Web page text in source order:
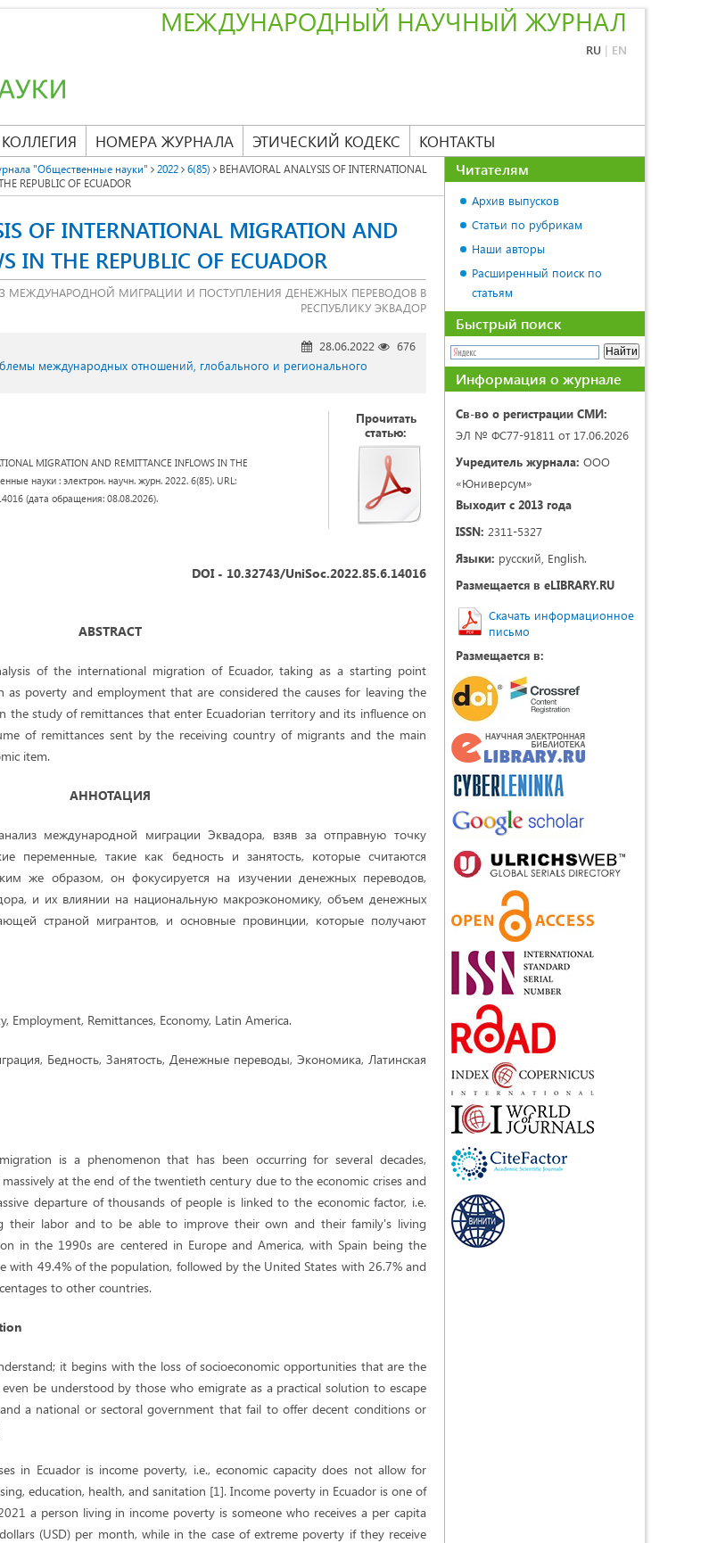
МЕЖДУНАРОДНЫЙ НАУЧНЫЙ ЖУРНАЛ
RU | EN
НОМЕРА ЖУРНАЛА ЭТИЧЕСКИЙ КОДЕКС КОНТАКТЫ
"Общественные науки" 2022 6(85)
BEHAVIORAL ANALYSIS OF INTERNATIONAL
REPUBLIC OF ECUADOR
OF INTERNATIONAL MIGRATION AND
IN THE REPUBLIC OF ECUADOR
МЕЖДУНАРОДНОЙ МИГРАЦИИ И ПОСТУПЛЕНИЯ ДЕНЕЖНЫХ ПЕРЕВОДОВ В
РЕСПУБЛИКУ ЭКВАДОР
28.06.2022 676
международных отношений, глобального и регионального
MIGRATION AND REMITTANCE INFLOWS IN THE
науки : электрон. научн. журн. 2022. 6(85). URL:
(дата обращения: 08.08.2026).
Прочитать
статью:
DOI - 10.32743/UniSoc.2022.85.6.14016
ABSTRACT
of the international migration of Ecuador, taking as a starting point
as poverty and employment that are considered the causes for leaving the
the study of remittances that enter Ecuadorian territory and its influence on
of remittances sent by the receiving country of migrants and the main
item.
АННОТАЦИЯ
международной миграции Эквадора, взяв за отправную точку
переменные, такие как бедность и занятость, которые считаются
же образом, он фокусируется на изучении денежных переводов,
и их влиянии на национальную макроэкономику, объем денежных
страной мигрантов, и основные провинции, которые получают
Employment, Remittances, Economy, Latin America.
Бедность, Занятость, Денежные переводы, Экономика, Латинская
is a phenomenon that has been occurring for several decades,
at the end of the twentieth century due to the economic crises and
departure of thousands of people is linked to the economic factor, i.e.
labor and to be able to improve their own and their family's living
in the 1990s are centered in Europe and America, with Spain being the
with 49.4% of the population, followed by the United States with 26.7% and
to other countries.
it begins with the loss of socioeconomic opportunities that are the
be understood by those who emigrate as a practical solution to escape
a national or sectoral government that fail to offer decent conditions or
in Ecuador is income poverty, i.e., economic capacity does not allow for
education, health, and sanitation [1]. Income poverty in Ecuador is one of
a person living in income poverty is someone who receives a per capita
(USD) per month, while in the case of extreme poverty if they receive
Читателям
Архив выпусков
Статьи по рубрикам
Наши авторы
Расширенный поиск по
статьям
Быстрый поиск
Информация о журнале
Св-во о регистрации СМИ:
ЭЛ № ФС77-91811 от 17.06.2026
Учредитель журнала: ООО
«Юниверсум»
Выходит с 2013 года
ISSN: 2311-5327
Языки: русский, English.
Размещается в eLIBRARY.RU
Скачать информационное
письмо
Размещается в: